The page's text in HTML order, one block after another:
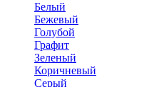
Белый
Бежевый
Голубой
Графит
Зеленый
Коричневый
Серый